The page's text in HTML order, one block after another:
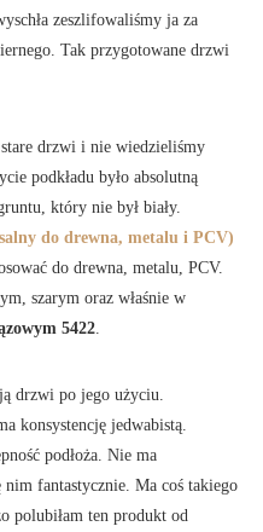
zeszlifowaliśmy ja za
Tak przygotowane drzwi
drzwi i nie wiedzieliśmy
podkładu było absolutną
który nie był biały.
do drewna, metalu i PCV)
do drewna, metalu, PCV.
szarym oraz właśnie w
5422.
drzwi po jego użyciu.
konsystencję jedwabistą.
podłoża. Nie ma
fantastycznie. Ma coś takiego
polubiłam ten produkt od